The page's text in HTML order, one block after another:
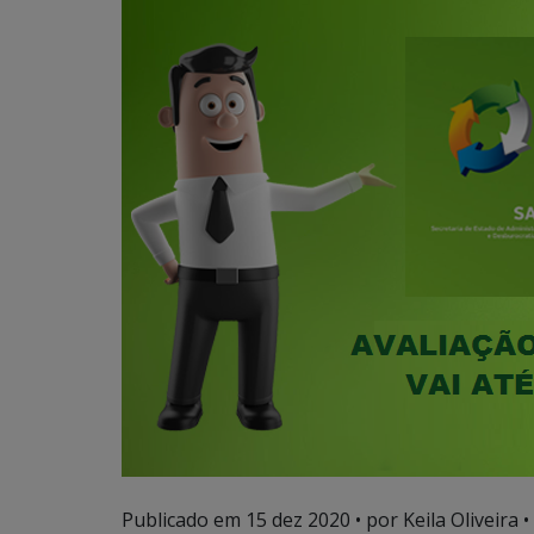
Publicado em 15 dez 2020 • por Keila Oliveira •